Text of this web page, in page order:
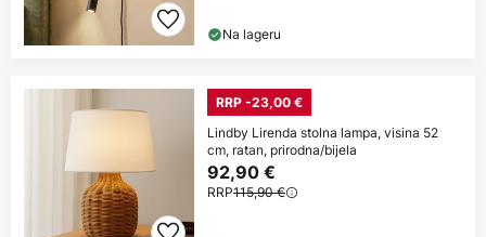
Na lageru
RRP -23,00 €
Lindby Lirenda stolna lampa, visina 52
cm, ratan, prirodna/bijela
92,90 €
RRP115,90 €